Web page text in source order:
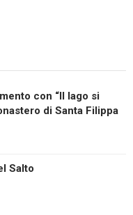
con “Il lago si
di Santa Filippa
Salto